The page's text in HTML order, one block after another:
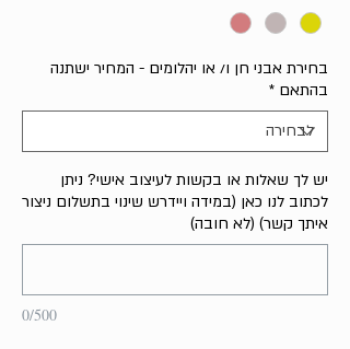
בחירת אבני חן ו/ או יהלומים - המחיר ישתנה
בהתאם *
יש לך שאלות או בקשות לעיצוב אישי? ניתן
לכתוב לנו כאן (במידה ויידרש שינוי בתשלום ניצור
איתך קשר) (לא חובה)
0/500